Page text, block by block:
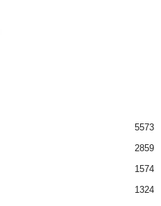
5573
2859
1574
1324